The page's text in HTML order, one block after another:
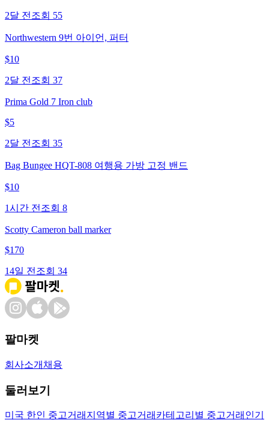
2달 전 조회 55
Northwestern 9번 아이언, 퍼터
$10
2달 전 조회 37
Prima Gold 7 Iron club
$5
2달 전 조회 35
Bag Bungee HQT-808 여행용 가방 고정 밴드
$10
1시간 전 조회 8
Scotty Cameron ball marker
$170
14일 전 조회 34
팔마켓
회사소개 채용
둘러보기
미국 한인 중고거래 지역별 중고거래 카테고리별 중고거래 인기